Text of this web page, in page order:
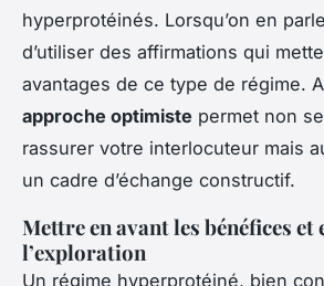
hyperprotéinés. Lorsqu’on en
d’utiliser des affirmations qui
avantages de ce type de régime.
approche optimiste permet non
rassurer votre interlocuteur mais
un cadre d’échange constructif.
Mettre en avant les bénéfices et
l’exploration
Un régime hyperprotéiné, bien